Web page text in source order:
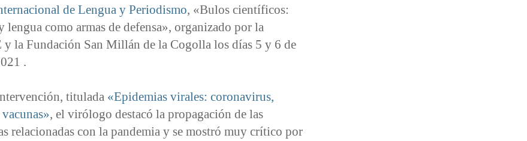
de Lengua y Periodismo, «Bulos científicos:
lengua como armas de defensa», organizado por la
y la Fundación San Millán de la Cogolla los días 5 y 6 de
.
titulada «Epidemias virales: coronavirus,
, el virólogo destacó la propagación de las
relacionadas con la pandemia y se mostró muy crítico por